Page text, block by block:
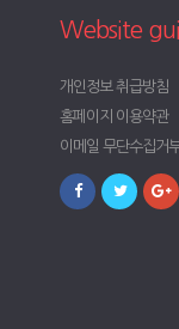
Website
개인정보 취급방침
홈페이지 이용약관
이메일 무단수집거